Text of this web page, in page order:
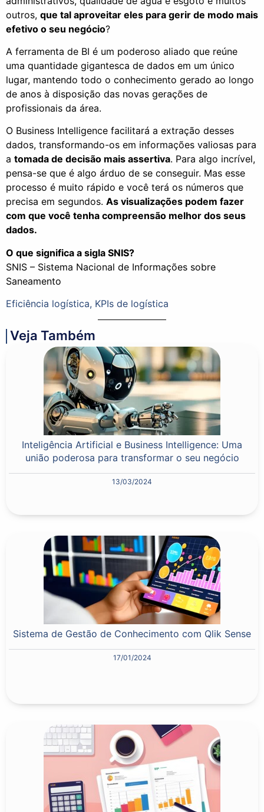
outros, que tal aproveitar eles para gerir de modo mais
efetivo o seu negócio?
A ferramenta de BI é um poderoso aliado que reúne
uma quantidade gigantesca de dados em um único
lugar, mantendo todo o conhecimento gerado ao longo
de anos à disposição das novas gerações de
profissionais da área.
O Business Intelligence facilitará a extração desses
dados, transformando-os em informações valiosas para
a tomada de decisão mais assertiva. Para algo incrível,
pensa-se que é algo árduo de se conseguir. Mas esse
processo é muito rápido e você terá os números que
precisa em segundos. As visualizações podem fazer
com que você tenha compreensão melhor dos seus
dados.
O que significa a sigla SNIS?
SNIS – Sistema Nacional de Informações sobre
Saneamento
Eficiência logística, KPIs de logística
Veja Também
Inteligência Artificial e Business Intelligence: Uma
união poderosa para transformar o seu negócio
13/03/2024
Sistema de Gestão de Conhecimento com Qlik Sense
17/01/2024